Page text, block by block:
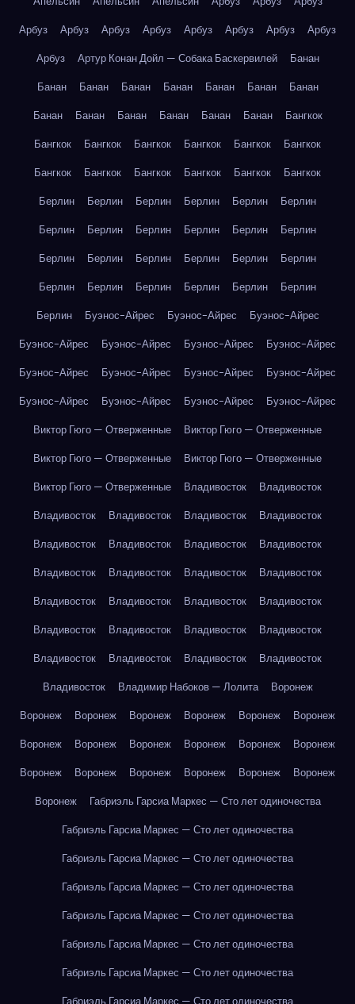
Арбуз
Арбуз Арбуз Арбуз Арбуз Арбуз Арбуз
Арбуз
Арбуз
Артур Конан Дойл — Собака Баскервилей
Банан
Банан
Банан Банан Банан Банан Банан
Банан
Банан
Банан Банан Банан Банан Банан
Бангкок
Бангкок
Бангкок Бангкок Бангкок Бангкок
Бангкок
Бангкок
Бангкок Бангкок Бангкок Бангкок
Бангкок
Берлин
Берлин Берлин Берлин Берлин
Берлин
Берлин
Берлин Берлин Берлин Берлин
Берлин
Берлин
Берлин Берлин Берлин Берлин
Берлин
Берлин
Берлин Берлин Берлин Берлин
Берлин
Берлин
Буэнос-Айрес Буэнос-Айрес
Буэнос-Айрес
Буэнос-Айрес
Буэнос-Айрес Буэнос-Айрес
Буэнос-Айрес
Буэнос-Айрес
Буэнос-Айрес Буэнос-Айрес
Буэнос-Айрес
Буэнос-Айрес
Буэнос-Айрес Буэнос-Айрес
Буэнос-Айрес
Виктор Гюго — Отверженные
Виктор Гюго — Отверженные
Виктор Гюго — Отверженные
Виктор Гюго — Отверженные
Виктор Гюго — Отверженные
Владивосток
Владивосток
Владивосток
Владивосток Владивосток
Владивосток
Владивосток
Владивосток Владивосток
Владивосток
Владивосток
Владивосток Владивосток
Владивосток
Владивосток
Владивосток Владивосток
Владивосток
Владивосток
Владивосток Владивосток
Владивосток
Владивосток
Владивосток Владивосток
Владивосток
Владивосток
Владимир Набоков — Лолита
Воронеж
Воронеж
Воронеж Воронеж Воронеж Воронеж
Воронеж
Воронеж
Воронеж Воронеж Воронеж Воронеж
Воронеж
Воронеж
Воронеж Воронеж Воронеж Воронеж
Воронеж
Воронеж
Габриэль Гарсиа Маркес — Сто лет одиночества
Габриэль Гарсиа Маркес — Сто лет одиночества
Габриэль Гарсиа Маркес — Сто лет одиночества
Габриэль Гарсиа Маркес — Сто лет одиночества
Габриэль Гарсиа Маркес — Сто лет одиночества
Габриэль Гарсиа Маркес — Сто лет одиночества
Габриэль Гарсиа Маркес — Сто лет одиночества
Габриэль Гарсиа Маркес — Сто лет одиночества